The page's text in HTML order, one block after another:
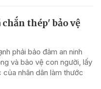
thép' bảo vệ
phải bảo đảm an ninh
và bảo vệ con người, lấy
của nhân dân làm thước